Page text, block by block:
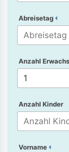
Abreisetag
Anzahl
Anzahl Kinder
Vorname